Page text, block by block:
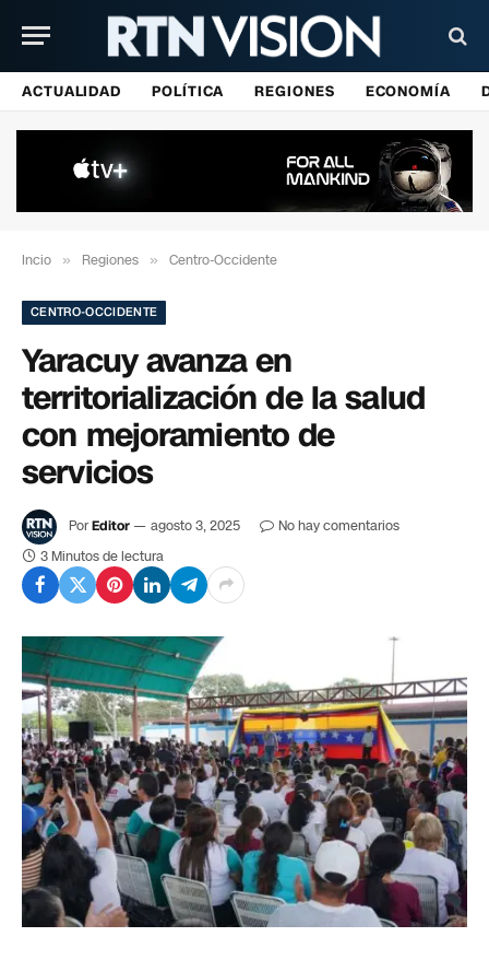
ACTUALIDAD POLÍTICA REGIONES ECONOMÍA
Incio » Regiones » Centro-Occidente
CENTRO-OCCIDENTE
Yaracuy avanza en
territorialización de la salud
con mejoramiento de
servicios
PorEditor agosto 3, 2025
No hay comentarios
3 Minutos de lectura